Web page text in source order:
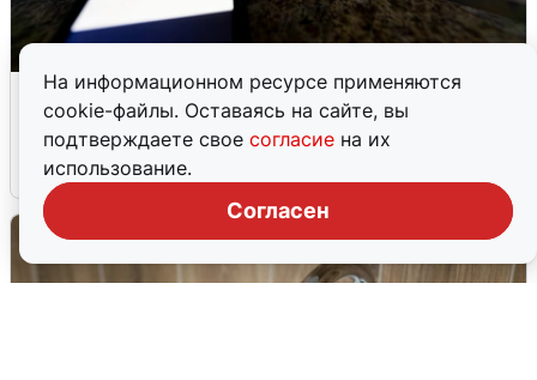
На информационном ресурсе применяются
cookie-файлы. Оставаясь на сайте, вы
подтверждаете свое согласие на их
использование.
Согласен
Ночью в Самарской области завыли
сирены
8 августа 0